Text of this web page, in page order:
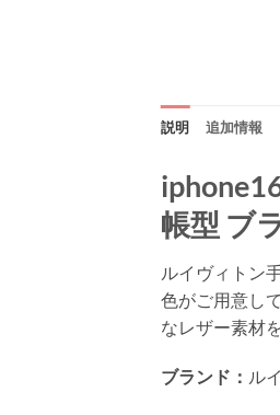
説明 追加情報
帳型 ブ
ルイヴィトン
色がご用意し
なレザー素材
ブランド： ル